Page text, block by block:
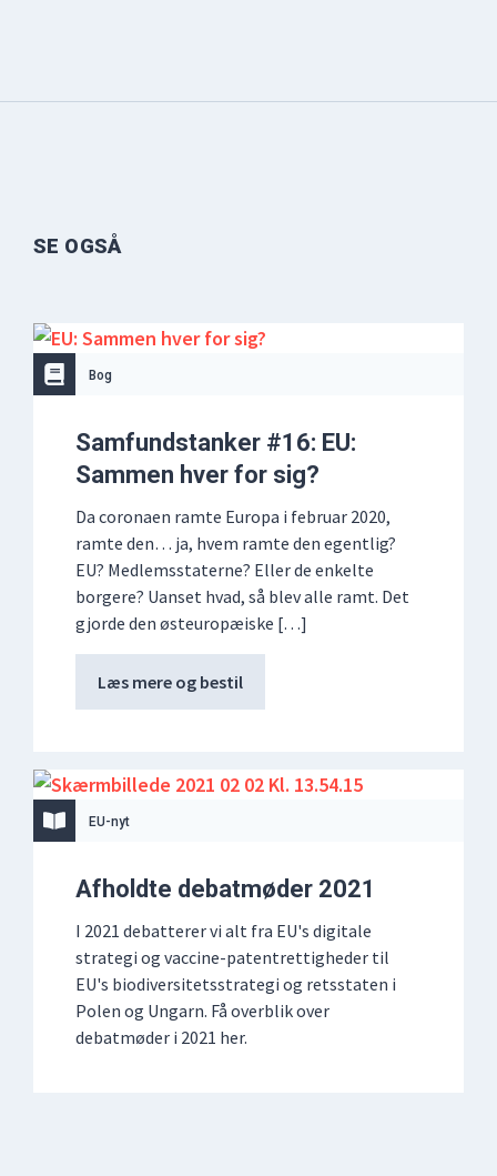
SE OGSÅ
Bog
Samfundstanker #16: EU:
Sammen hver for sig?
Da coronaen ramte Europa i februar 2020,
ramte den… ja, hvem ramte den egentlig?
EU? Medlemsstaterne? Eller de enkelte
borgere? Uanset hvad, så blev alle ramt. Det
gjorde den østeuropæiske […]
Læs mere og bestil
EU-nyt
Afholdte debatmøder 2021
I 2021 debatterer vi alt fra EU's digitale
strategi og vaccine-patentrettigheder til
EU's biodiversitetsstrategi og retsstaten i
Polen og Ungarn. Få overblik over
debatmøder i 2021 her.